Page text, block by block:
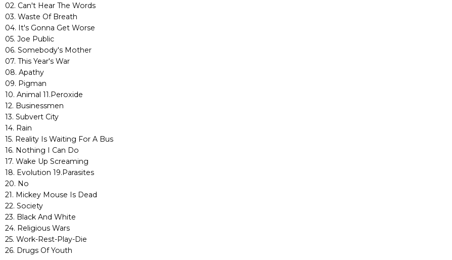
02. Can't Hear The Words
03. Waste Of Breath
04. It's Gonna Get Worse
05. Joe Public
06. Somebody's Mother
07. This Year's War
08. Apathy
09. Pigman
10. Animal 11.Peroxide
12. Businessmen
13. Subvert City
14. Rain
15. Reality Is Waiting For A Bus
16. Nothing I Can Do
17. Wake Up Screaming
18. Evolution 19.Parasites
20. No
21. Mickey Mouse Is Dead
22. Society
23. Black And White
24. Religious Wars
25. Work-Rest-Play-Die
26. Drugs Of Youth